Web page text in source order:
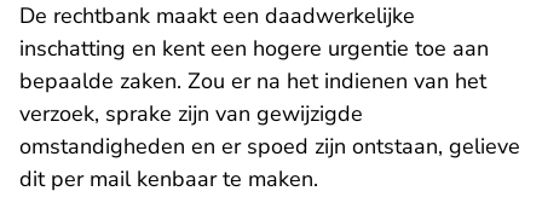
De rechtbank maakt een daadwerkelijke
inschatting en kent een hogere urgentie toe aan
bepaalde zaken. Zou er na het indienen van het
verzoek, sprake zijn van gewijzigde
omstandigheden en er spoed zijn ontstaan, gelieve
dit per mail kenbaar te maken.